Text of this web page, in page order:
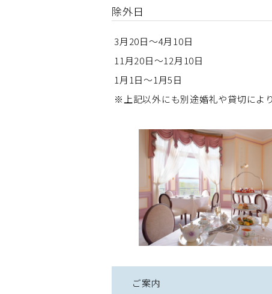
除外日
3月20日～4月10日
11月20日～12月10日
1月1日～1月5日
※上記以外にも別途婚礼や貸切によ
ご案内